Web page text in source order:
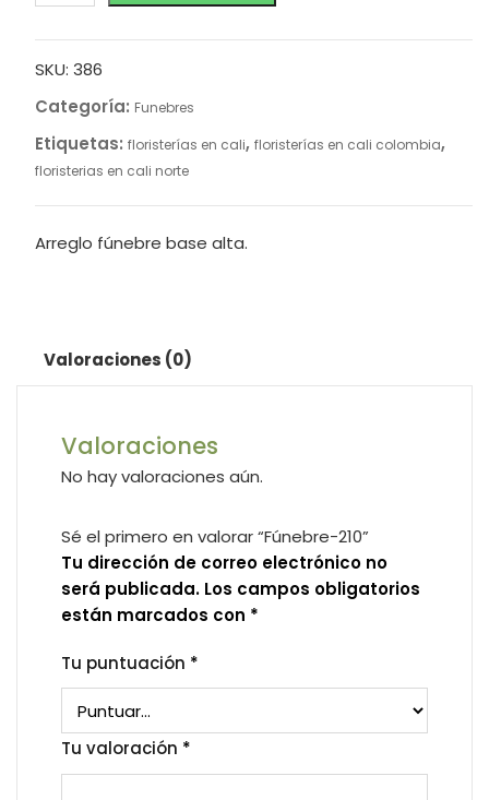
SKU: 386
Categoría: Funebres
Etiquetas: floristerías en cali, floristerías en cali colombia,
floristerias en cali norte
Arreglo fúnebre base alta.
Valoraciones (0)
Valoraciones
No hay valoraciones aún.
Sé el primero en valorar “Fúnebre-210”
Tu dirección de correo electrónico no
será publicada. Los campos obligatorios
están marcados con *
Tu puntuación *
Tu valoración *